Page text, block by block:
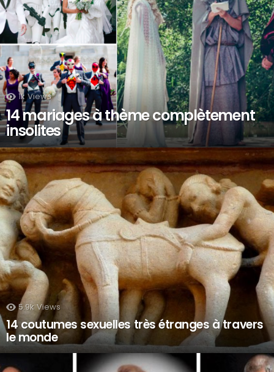
1k Views
14 mariages à thème complètement
insolites
5.9k Views
14 coutumes sexuelles très étranges à travers
le monde